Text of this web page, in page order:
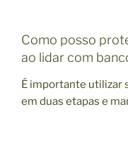
Como posso
ao lidar com
É importante utilizar
em duas etapas e